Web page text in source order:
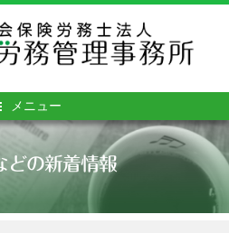
メニュー
どの新着情報